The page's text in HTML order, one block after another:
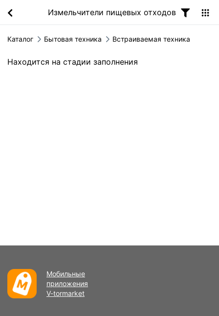
Измельчители пищевых отходов
Каталог Бытовая техника Встраиваемая техника
Находится на стадии заполнения
Мобильные
приложения
V-tormarket